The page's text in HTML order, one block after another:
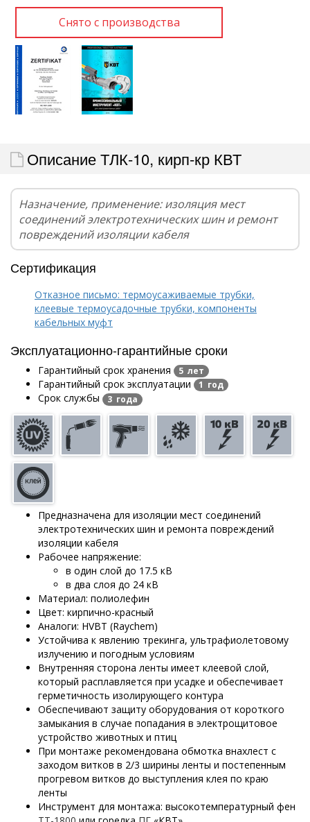
Описание ТЛК-10, кирп-кр КВТ
Назначение, применение: изоляция мест
соединений электротехнических шин и ремонт
повреждений изоляции кабеля
Сертификация
Отказное письмо: термоусаживаемые трубки,
клеевые термоусадочные трубки, компоненты
кабельных муфт
Эксплуатационно-гарантийные сроки
Гарантийный срок хранения 5 лет
Гарантийный срок эксплуатации 1 год
Срок службы 3 года
Предназначена для изоляции мест соединений
электротехнических шин и ремонта повреждений
изоляции кабеля
Рабочее напряжение:
в один слой до 17.5 кВ
в два слоя до 24 кВ
Материал: полиолефин
Цвет: кирпично-красный
Аналоги: HVBT (Raychem)
Устойчива к явлению трекинга, ультрафиолетовому
излучению и погодным условиям
Внутренняя сторона ленты имеет клеевой слой,
который расплавляется при усадке и обеспечивает
герметичность изолирующего контура
Обеспечивают защиту оборудования от короткого
замыкания в случае попадания в электрощитовое
устройство животных и птиц
При монтаже рекомендована обмотка внахлест с
заходом витков в 2/3 ширины ленты и постепенным
прогревом витков до выступления клея по краю
ленты
Инструмент для монтажа: высокотемпературный фен